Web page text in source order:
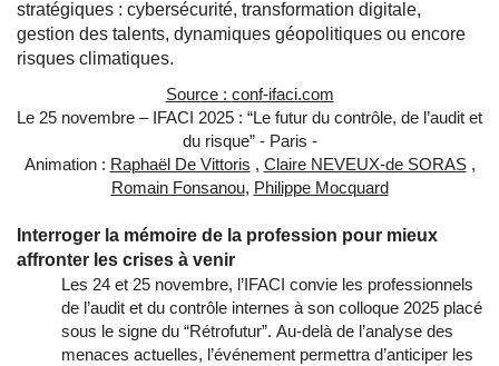
stratégiques : cybersécurité, transformation digitale,
gestion des talents, dynamiques géopolitiques ou encore
risques climatiques.
Source : conf-ifaci.com
Le 25 novembre – IFACI 2025 : “Le futur du contrôle, de l’audit et
du risque” - Paris -
Animation : Raphaël De Vittoris , Claire NEVEUX-de SORAS ,
Romain Fonsanou, Philippe Mocquard
Interroger la mémoire de la profession pour mieux
affronter les crises à venir
Les 24 et 25 novembre, l’IFACI convie les professionnels
de l’audit et du contrôle internes à son colloque 2025 placé
sous le signe du “Rétrofutur”. Au-delà de l’analyse des
menaces actuelles, l’événement permettra d’anticiper les